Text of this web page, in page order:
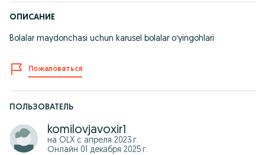
ОПИСАНИЕ
Bolalar maydonchasi uchun karusel bolalar oʻyingohlari
Пожаловаться
ПОЛЬЗОВАТЕЛЬ
komilovjavoxir1
на OLX с апреля 2023 г.
Онлайн 01 декабря 2025 г.